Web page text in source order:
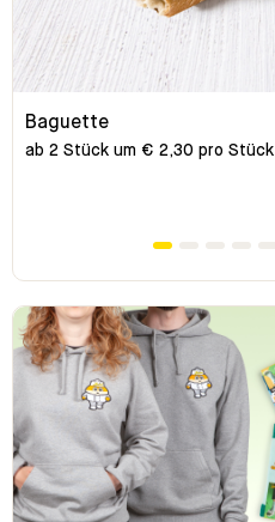
Baguette
ab 2 Stück um € 2,30 pro Stück